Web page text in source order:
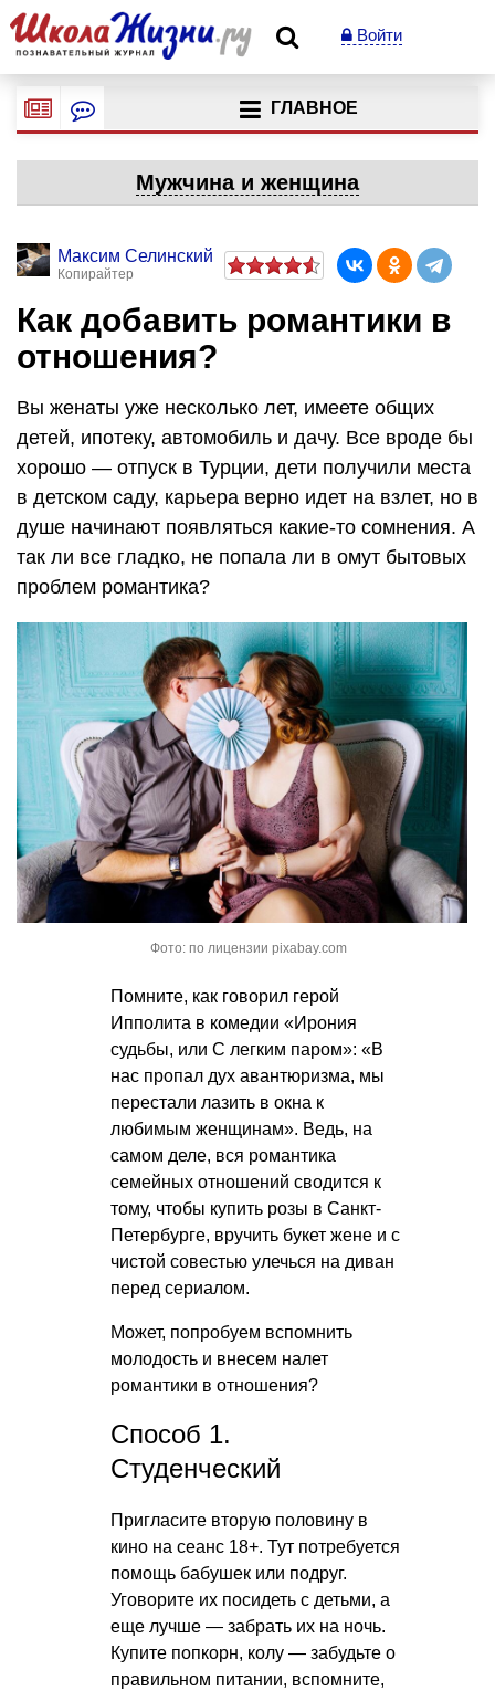
Войти
ГЛАВНОЕ
Мужчина и женщина
Максим Селинский
Копирайтер
Как добавить романтики в
отношения?
Вы женаты уже несколько лет, имеете общих
детей, ипотеку, автомобиль и дачу. Все вроде бы
хорошо — отпуск в Турции, дети получили места
в детском саду, карьера верно идет на взлет, но в
душе начинают появляться какие-то сомнения. А
так ли все гладко, не попала ли в омут бытовых
проблем романтика?
Фото: по лицензии pixabay.com
Помните, как говорил герой
Ипполита в комедии «Ирония
судьбы, или С легким паром»: «В
нас пропал дух авантюризма, мы
перестали лазить в окна к
любимым женщинам». Ведь, на
самом деле, вся романтика
семейных отношений сводится к
тому, чтобы купить розы в Санкт-
Петербурге, вручить букет жене и с
чистой совестью улечься на диван
перед сериалом.
Может, попробуем вспомнить
молодость и внесем налет
романтики в отношения?
Способ 1.
Студенческий
Пригласите вторую половину в
кино на сеанс 18+. Тут потребуется
помощь бабушек или подруг.
Уговорите их посидеть с детьми, а
еще лучше — забрать их на ночь.
Купите попкорн, колу — забудьте о
правильном питании, вспомните,